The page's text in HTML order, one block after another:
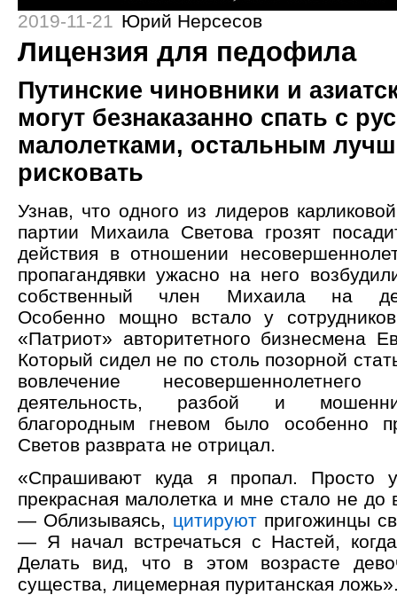
2019-11-21 Юрий Нерсесов
Лицензия для педофила
Путинские чиновники и
могут безнаказанно спать с
малолетками, остальным
рисковать
Узнав, что одного из лидеров
партии Михаила Светова грозят
действия в отношении
пропагандявки ужасно на него
собственный член Михаила на
Особенно мощно встало у
«Патриот» авторитетного бизнесмена
Который сидел не по столь позорной
вовлечение
деятельность, разбой и
благородным гневом было особенно
Светов разврата не отрицал.
«Спрашивают куда я пропал. Просто
прекрасная малолетка и мне стало не до
— Облизываясь, цитируют пригожинцы
— Я начал встречаться с Настей,
Делать вид, что в этом возрасте
существа, лицемерная пуританская